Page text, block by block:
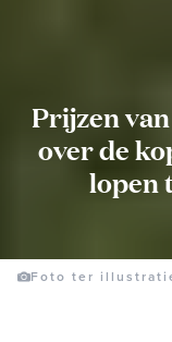
Prijzen
over de
lopen
Foto ter